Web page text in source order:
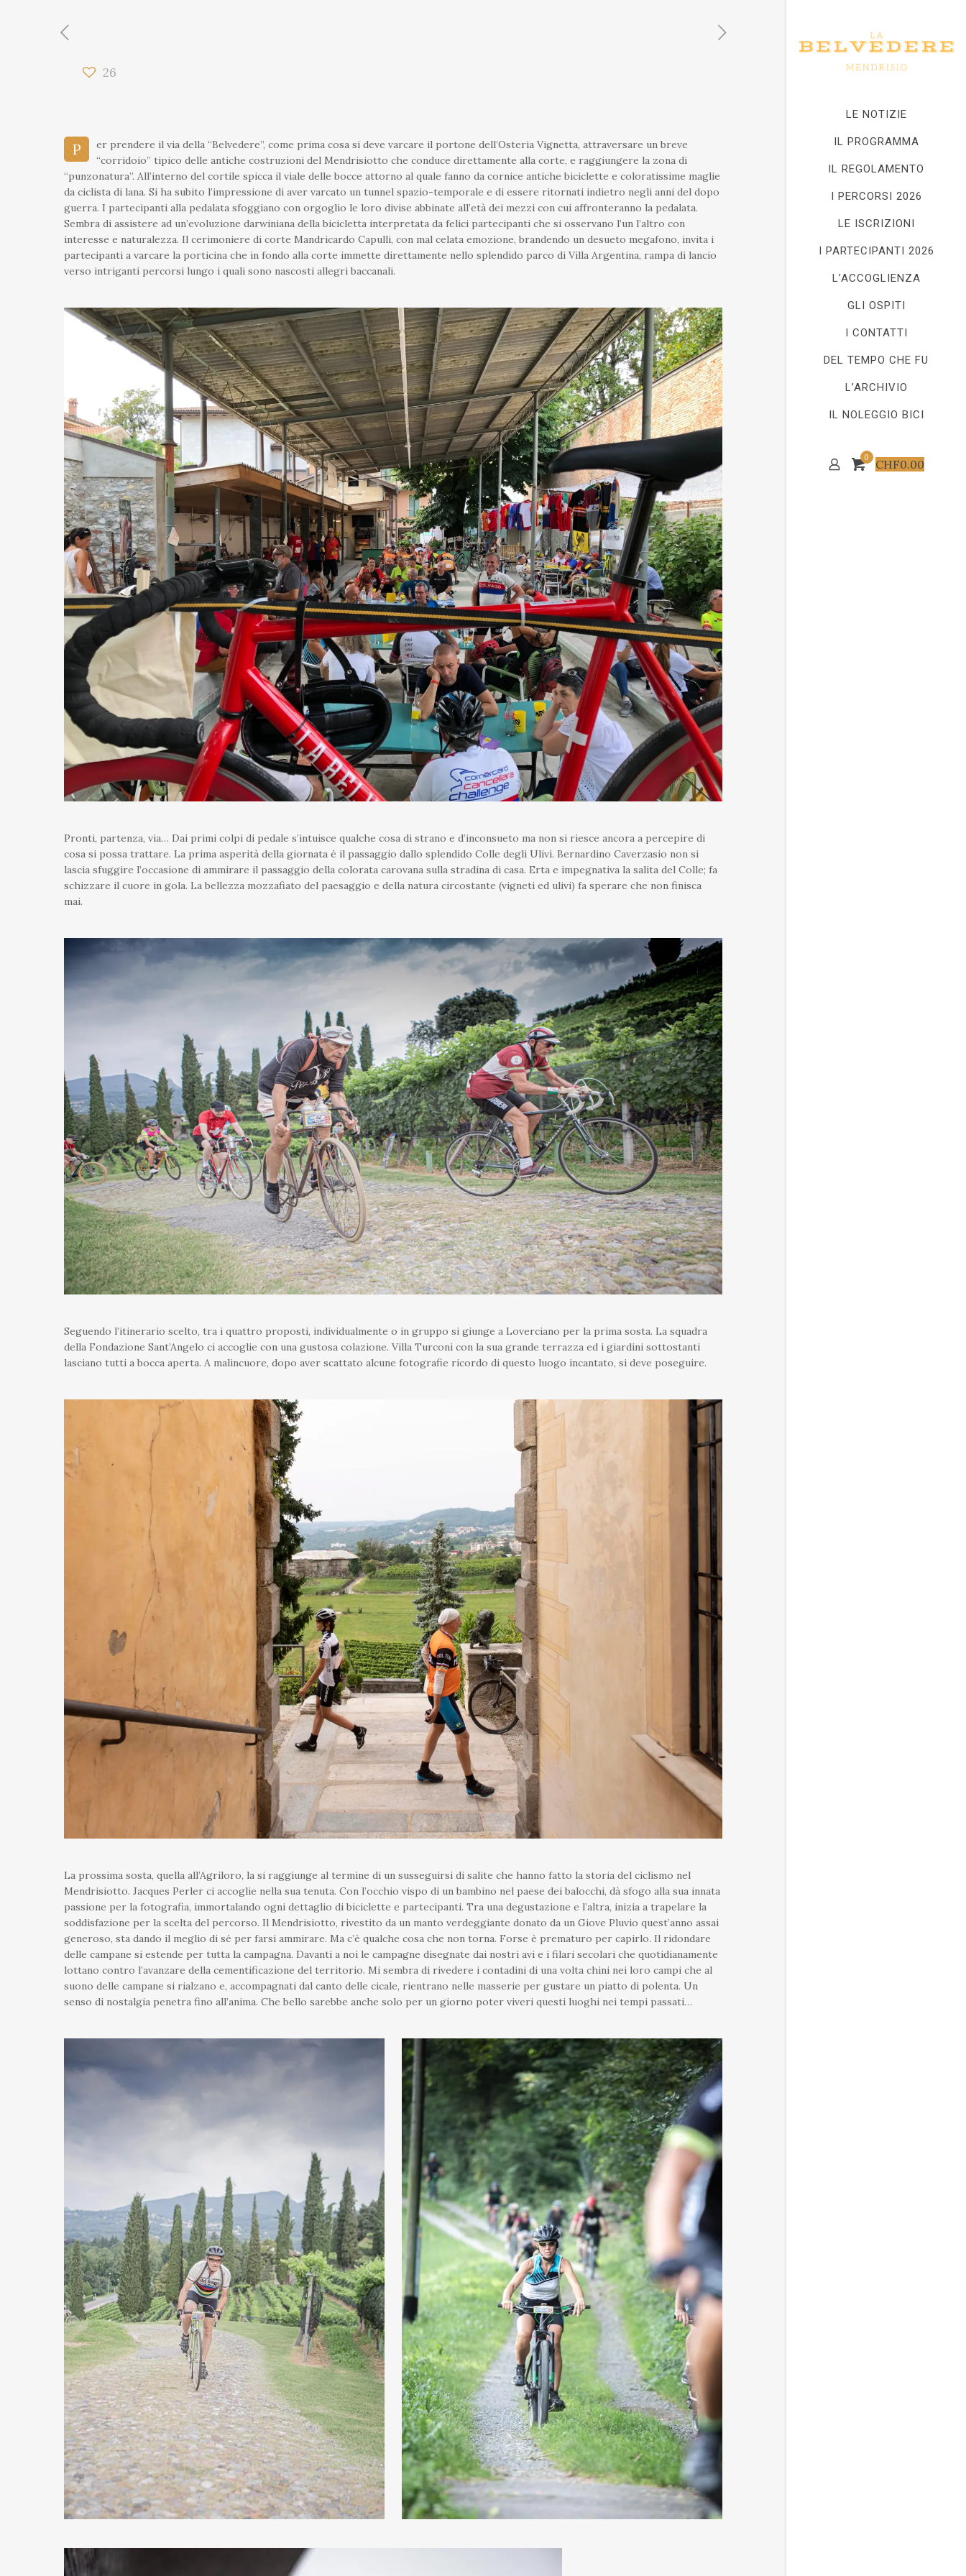
LE NOTIZIE
IL PROGRAMMA
IL REGOLAMENTO
I PERCORSI 2026
LE ISCRIZIONI
I PARTECIPANTI 2026
L’ACCOGLIENZA
GLI OSPITI
I CONTATTI
DEL TEMPO CHE FU
L’ARCHIVIO
IL NOLEGGIO BICI
0 CHF0.00
26
P
er prendere il via della “Belvedere”, come prima cosa si deve varcare il portone dell’Osteria Vignetta, attraversare un breve
“corridoio” tipico delle antiche costruzioni del Mendrisiotto che conduce direttamente alla corte, e raggiungere la zona di
“punzonatura”. All’interno del cortile spicca il viale delle bocce attorno al quale fanno da cornice antiche biciclette e coloratissime maglie
da ciclista di lana. Si ha subito l’impressione di aver varcato un tunnel spazio-temporale e di essere ritornati indietro negli anni del dopo
guerra. I partecipanti alla pedalata sfoggiano con orgoglio le loro divise abbinate all’età dei mezzi con cui affronteranno la pedalata.
Sembra di assistere ad un’evoluzione darwiniana della bicicletta interpretata da felici partecipanti che si osservano l’un l’altro con
interesse e naturalezza. Il cerimoniere di corte Mandricardo Capulli, con mal celata emozione, brandendo un desueto megafono, invita i
partecipanti a varcare la porticina che in fondo alla corte immette direttamente nello splendido parco di Villa Argentina, rampa di lancio
verso intriganti percorsi lungo i quali sono nascosti allegri baccanali.
Pronti, partenza, via… Dai primi colpi di pedale s’intuisce qualche cosa di strano e d’inconsueto ma non si riesce ancora a percepire di
cosa si possa trattare. La prima asperità della giornata è il passaggio dallo splendido Colle degli Ulivi. Bernardino Caverzasio non si
lascia sfuggire l’occasione di ammirare il passaggio della colorata carovana sulla stradina di casa. Erta e impegnativa la salita del Colle; fa
schizzare il cuore in gola. La bellezza mozzafiato del paesaggio e della natura circostante (vigneti ed ulivi) fa sperare che non finisca
mai.
Seguendo l’itinerario scelto, tra i quattro proposti, individualmente o in gruppo si giunge a Loverciano per la prima sosta. La squadra
della Fondazione Sant’Angelo ci accoglie con una gustosa colazione. Villa Turconi con la sua grande terrazza ed i giardini sottostanti
lasciano tutti a bocca aperta. A malincuore, dopo aver scattato alcune fotografie ricordo di questo luogo incantato, si deve poseguire.
La prossima sosta, quella all’Agriloro, la si raggiunge al termine di un susseguirsi di salite che hanno fatto la storia del ciclismo nel
Mendrisiotto. Jacques Perler ci accoglie nella sua tenuta. Con l’occhio vispo di un bambino nel paese dei balocchi, dà sfogo alla sua innata
passione per la fotografia, immortalando ogni dettaglio di biciclette e partecipanti. Tra una degustazione e l’altra, inizia a trapelare la
soddisfazione per la scelta del percorso. Il Mendrisiotto, rivestito da un manto verdeggiante donato da un Giove Pluvio quest’anno assai
generoso, sta dando il meglio di sé per farsi ammirare. Ma c’è qualche cosa che non torna. Forse è prematuro per capirlo. Il ridondare
delle campane si estende per tutta la campagna. Davanti a noi le campagne disegnate dai nostri avi e i filari secolari che quotidianamente
lottano contro l’avanzare della cementificazione del territorio. Mi sembra di rivedere i contadini di una volta chini nei loro campi che al
suono delle campane si rialzano e, accompagnati dal canto delle cicale, rientrano nelle masserie per gustare un piatto di polenta. Un
senso di nostalgia penetra fino all’anima. Che bello sarebbe anche solo per un giorno poter viveri questi luoghi nei tempi passati…